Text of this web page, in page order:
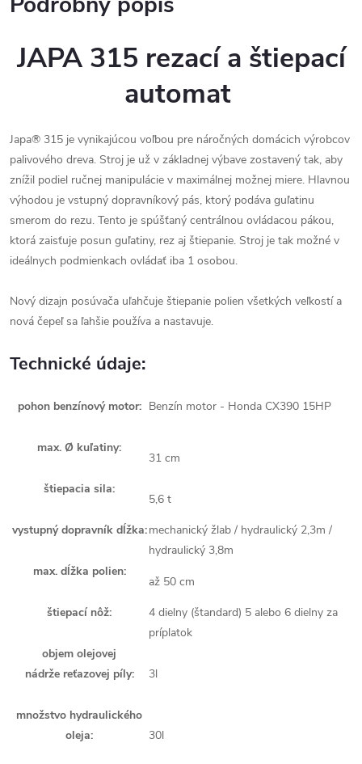
JAPA 315 rezací a štiepací
automat
Japa® 315 je vynikajúcou voľbou pre náročných domácich výrobcov
palivového dreva. Stroj je už v základnej výbave zostavený tak, aby
znížil podiel ručnej manipulácie v maximálnej možnej miere. Hlavnou
výhodou je vstupný dopravníkový pás, ktorý podáva guľatinu
smerom do rezu. Tento je spúšťaný centrálnou ovládacou pákou,
ktorá zaisťuje posun guľatiny, rez aj štiepanie. Stroj je tak možné v
ideálnych podmienkach ovládať iba 1 osobou.
Nový dizajn posúvača uľahčuje štiepanie polien všetkých veľkostí a
nová čepeľ sa ľahšie používa a nastavuje.
Technické údaje:
pohon benzínový motor: Benzín motor - Honda CX390 15HP
max. Ø kuľatiny:
31 cm
štiepacia sila:
5,6 t
vystupný dopravník dĺžka:mechanický žlab / hydraulický 2,3m /
hydraulický 3,8m
max. dĺžka polien:
až 50 cm
štiepací nôž:
4 dielny (štandard) 5 alebo 6 dielny za
príplatok
objem olejovej
nádrže reťazovej píly:
3l
množstvo hydraulického
oleja:
30l